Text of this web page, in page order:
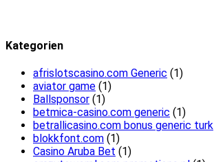
Kategorien
afrislotscasino.com Generic (1)
aviator game (1)
Ballsponsor (1)
betmica-casino.com generic (1)
betrallicasino.com bonus generic turk
blokkfont.com (1)
Casino Aruba Bet (1)